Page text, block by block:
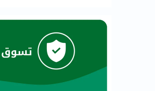
الوزن
روتيني
القلب